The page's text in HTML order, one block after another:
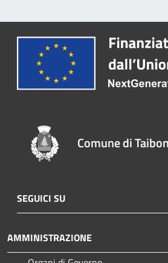
Comune di
SEGUICI SU
AMMINISTRAZIONE